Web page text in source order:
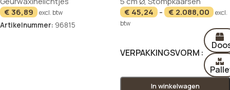
€36,89 excl. btw
Artikelnummer: 96815
€ 45,24 - € 2.088,00
excl.
btw
VERPAKKINGSVORM
In winkelwagen